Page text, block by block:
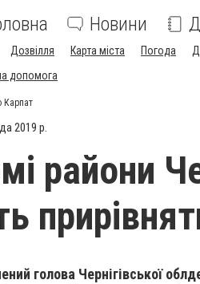
Новини
Дозвілля Карта міста Погода
допомога
Карпат
2019 р.
райони
голова Чернігівської